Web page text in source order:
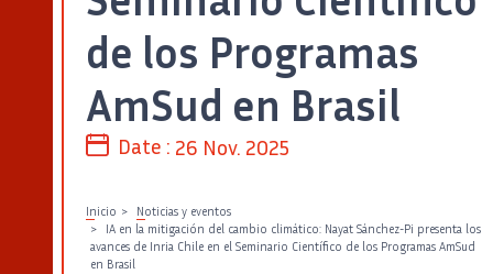
de los Programas
AmSud en Brasil
Date : 26 Nov. 2025
Inicio
Noticias y eventos
IA en la mitigación del cambio climático: Nayat Sánchez-Pi presenta los
avances de Inria Chile en el Seminario Científico de los Programas AmSud
en Brasil